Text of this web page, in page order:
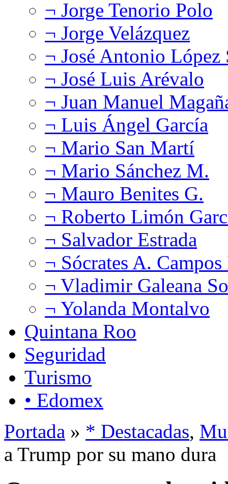
¬ Jorge Tenorio Polo
¬ Jorge Velázquez
¬ José Antonio López
¬ José Luis Arévalo
¬ Juan Manuel
¬ Luis Ángel García
¬ Mario San Martí
¬ Mario Sánchez M.
¬ Mauro Benites G.
¬ Roberto Limón
¬ Salvador Estrada
¬ Sócrates A.
¬ Vladimir Galeana
¬ Yolanda Montalvo
Quintana Roo
Seguridad
Turismo
• Edomex
Portada » * Destacadas,
a Trump por su mano dura